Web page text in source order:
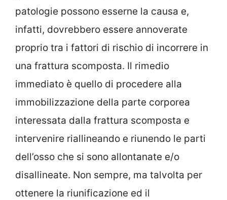
patologie possono esserne la causa e,
infatti, dovrebbero essere annoverate
proprio tra i fattori di rischio di incorrere in
una frattura scomposta. Il rimedio
immediato è quello di procedere alla
immobilizzazione della parte corporea
interessata dalla frattura scomposta e
intervenire riallineando e riunendo le parti
dell’osso che si sono allontanate e/o
disallineate. Non sempre, ma talvolta per
ottenere la riunificazione ed il